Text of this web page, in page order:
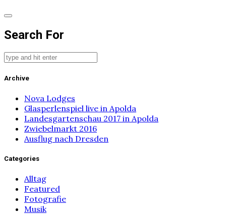
Search For
Archive
Nova Lodges
Glasperlenspiel live in Apolda
Landesgartenschau 2017 in Apolda
Zwiebelmarkt 2016
Ausflug nach Dresden
Categories
Alltag
Featured
Fotografie
Musik